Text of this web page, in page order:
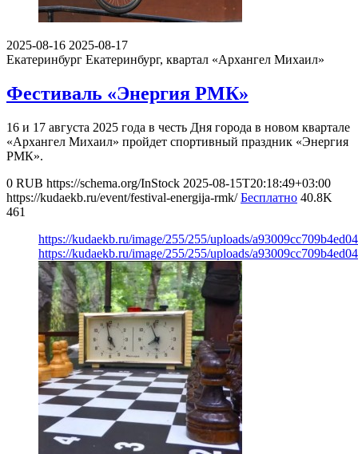
2025-08-16 2025-08-17
Екатеринбург Екатеринбург, квартал «Архангел Михаил»
Фестиваль «Энергия РМК»
16 и 17 августа 2025 года в честь Дня города в новом квартале
«Архангел Михаил» пройдет спортивный праздник «Энергия
РМК».
0 RUB https://schema.org/InStock 2025-08-15T20:18:49+03:00
https://kudaekb.ru/event/festival-energija-rmk/ Бесплатно 40.8K
461
https://kudaekb.ru/image/255/255/uploads/
https://kudaekb.ru/image/255/255/uploads/